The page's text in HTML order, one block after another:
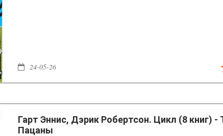
24-05-26
Гарт Эннис, Дэрик Робертсон. Цикл (8 книг) -
Пацаны